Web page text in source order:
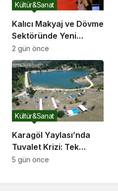
Kalıcı Makyaj ve Dövme
Sektöründe Yeni
Dönem: 2026’nın Ana
Gündemi Güvenli
Pigment ve Bilimsel
Eğitim
Kültür&Sanat
2 gün önce
Karagöl Yaylası’nda
Tuvalet Krizi: Tek
Tuvalet Binlerce
Kültür&Sanat
5 gün önce